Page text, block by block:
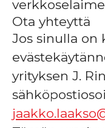
Ota yhteyttä
Jos sinulla on
yrityksen J.